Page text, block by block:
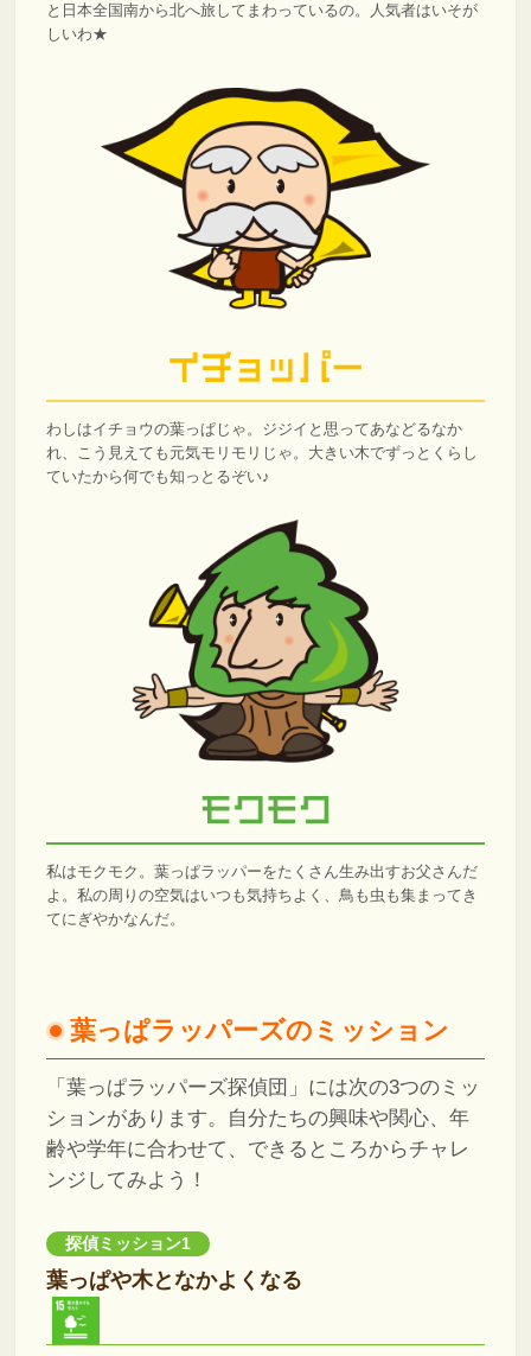
と日本全国南から北へ旅してまわっているの。人気者はいそが
しいわ★
わしはイチョウの葉っぱじゃ。ジジイと思ってあなどるなか
れ、こう見えても元気モリモリじゃ。大きい木でずっとくらし
ていたから何でも知っとるぞい♪
私はモクモク。葉っぱラッパーをたくさん生み出すお父さんだ
よ。私の周りの空気はいつも気持ちよく、鳥も虫も集まってき
てにぎやかなんだ。
葉っぱラッパーズのミッション
「葉っぱラッパーズ探偵団」には次の3つのミッ
ションがあります。自分たちの興味や関心、年
齢や学年に合わせて、できるところからチャレ
ンジしてみよう！
探偵ミッション1
葉っぱや木となかよくなる